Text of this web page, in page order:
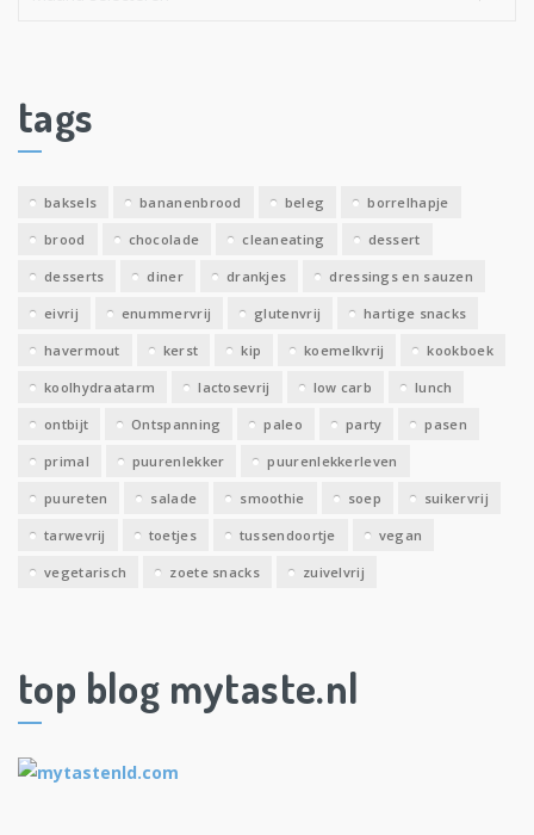
e
v
tags
baksels bananenbrood beleg borrelhapje
brood chocolade cleaneating dessert
desserts diner drankjes dressings en sauzen
eivrij enummervrij glutenvrij hartige snacks
havermout kerst kip koemelkvrij kookboek
koolhydraatarm lactosevrij low carb lunch
ontbijt Ontspanning paleo party pasen
primal puurenlekker puurenlekkerleven
puureten salade smoothie soep suikervrij
tarwevrij toetjes tussendoortje vegan
vegetarisch zoete snacks zuivelvrij
top blog mytaste.nl